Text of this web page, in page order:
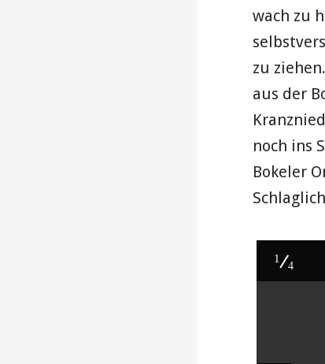
wach zu
zu
aus der
noch ins
Bokeler
1
4